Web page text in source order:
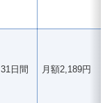
31日間 月額2,189円